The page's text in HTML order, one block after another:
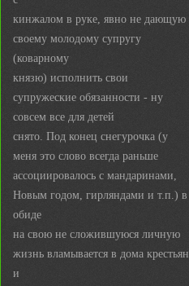
кинжалом в руке, явно не дающую
своему молодому супругу
(коварному
князю) исполнить свои
супружеские обязанности - ну
совсем все для детей
снято. Под конец снегурочка (у
меня это слово всегда раньше
ассоциировалось с мандаринами,
Новым годом, гирляндами и т.п.) в
обиде
на свою не сложившуюся личную
жизнь вламывается в дома крестьян
и